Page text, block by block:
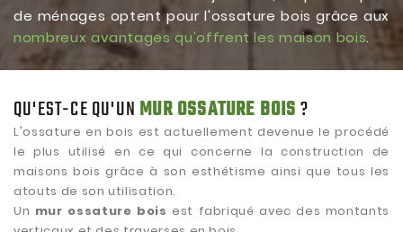
de ménages optent pour l'ossature bois grâce aux
nombreux avantages qu'offrent les maison bois.
QU'EST-CE QU'UN MUR OSSATURE BOIS?
L'ossature en bois est actuellement devenue le procédé
le plus utilisé en ce qui concerne la construction de
maisons bois grâce à son esthétisme ainsi que tous les
atouts de son utilisation.
Un mur ossature bois est fabriqué avec des montants